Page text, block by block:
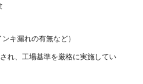
キ漏れの有無など）
れ、工場基準を厳格に実施してい